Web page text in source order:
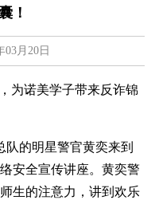
！
月20日
为诺美学子带来反诈锦
的明星警官黄奕来到
安全宣传讲座。黄奕警
生的注意力，讲到欢乐